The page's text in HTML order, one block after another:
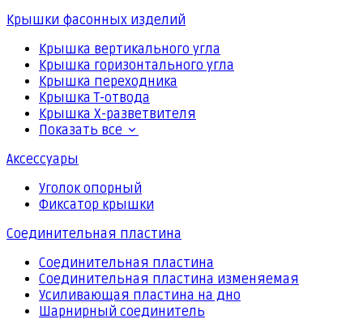
Крышки фасонных изделий
Крышка вертикального угла
Крышка горизонтального угла
Крышка переходника
Крышка Т-отвода
Крышка Х-разветвителя
Показать все
Аксессуары
Уголок опорный
Фиксатор крышки
Соединительная пластина
Соединительная пластина
Соединительная пластина изменяемая
Усиливающая пластина на дно
Шарнирный соединитель